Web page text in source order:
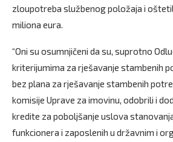
zloupotreba službenog položaja i
miliona eura.
“Oni su osumnjičeni da su, suprotno
kriterijumima za rješavanje stambenih
bez plana za rješavanje stambenih
komisije Uprave za imovinu, odobrili i
kredite za poboljšanje uslova
funkcionera i zaposlenih u državnim i